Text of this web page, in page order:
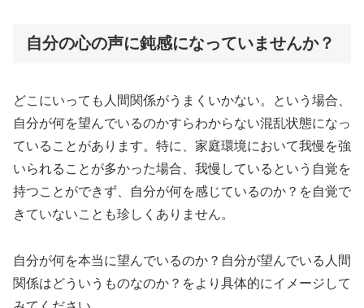
自分の心の声に鈍感になっていませんか？
どこにいっても人間関係がうまくいかない。という場合、
自分が何を望んでいるのかすらわからない混乱状態になっ
ていることがあります。特に、家庭環境において我慢を強
いられることが多かった場合、我慢しているという自覚を
持つことができず、自分が何を感じているのか？を自覚で
きていないことも珍しくありません。
自分が何を本当に望んでいるのか？自分が望んでいる人間
関係はどういうものなのか？をより具体的にイメージして